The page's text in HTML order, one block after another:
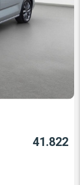
41.822